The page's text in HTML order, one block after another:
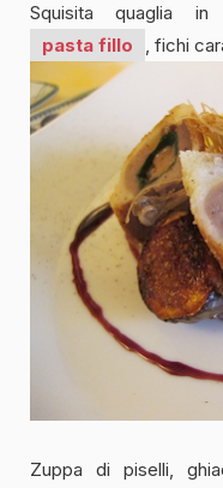
Squisita quaglia
pasta fillo
, fichi
Zuppa di piselli,